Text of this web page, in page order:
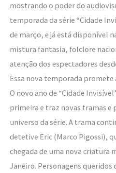
mostrando o poder do
temporada da série “Cidade
de março, e já está disponível
mistura fantasia, folclore
atenção dos espectadores
Essa nova temporada promete
O novo ano de “Cidade
primeira e traz novas tramas e
universo da série. A trama
detetive Eric (Marco Pigossi),
chegada de uma nova criatura
Janeiro. Personagens